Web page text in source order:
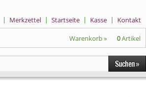
Kontakt
Kasse
Startseite
Merkzettel
Warenkorb » 0Artikel